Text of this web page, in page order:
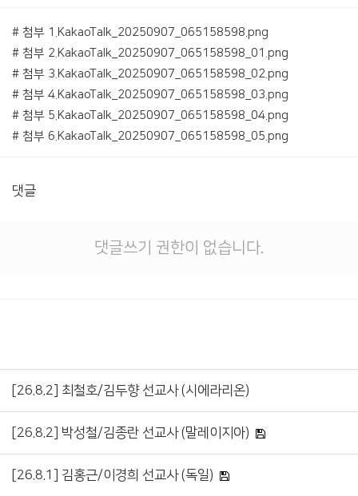
# 첨부 1.KakaoTalk_20250907_065158598.png
# 첨부 2.KakaoTalk_20250907_065158598_01.png
# 첨부 3.KakaoTalk_20250907_065158598_02.png
# 첨부 4.KakaoTalk_20250907_065158598_03.png
# 첨부 5.KakaoTalk_20250907_065158598_04.png
# 첨부 6.KakaoTalk_20250907_065158598_05.png
댓글
댓글쓰기 권한이 없습니다.
[26.8.2] 최철호/김두향 선교사 (시에라리온)
[26.8.2] 박성철/김종란 선교사 (말레이지아)
[26.8.1] 김홍근/이경희 선교사 (독일)